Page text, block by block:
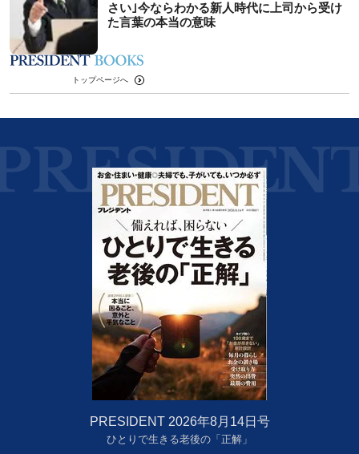
さい｣今ならわかる新人時代に上司から受け
た言葉の本当の意味
トップページへ
PRESIDENT 2026年8月14日号
ひとりで生きる老後の「正解」